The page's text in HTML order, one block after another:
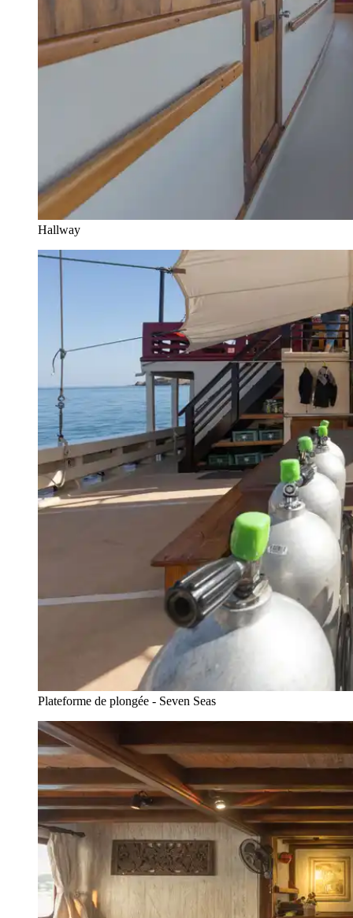
Hallway
Plateforme de plongée - Seven Seas